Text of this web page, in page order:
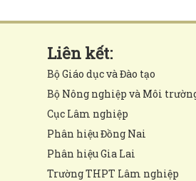
Liên kết:
Bộ Giáo dục và Đào tạo
Bộ Nông nghiệp và Môi
Cục Lâm nghiệp
Phân hiệu Đồng Nai
Phân hiệu Gia Lai
Trường THPT Lâm nghiệp